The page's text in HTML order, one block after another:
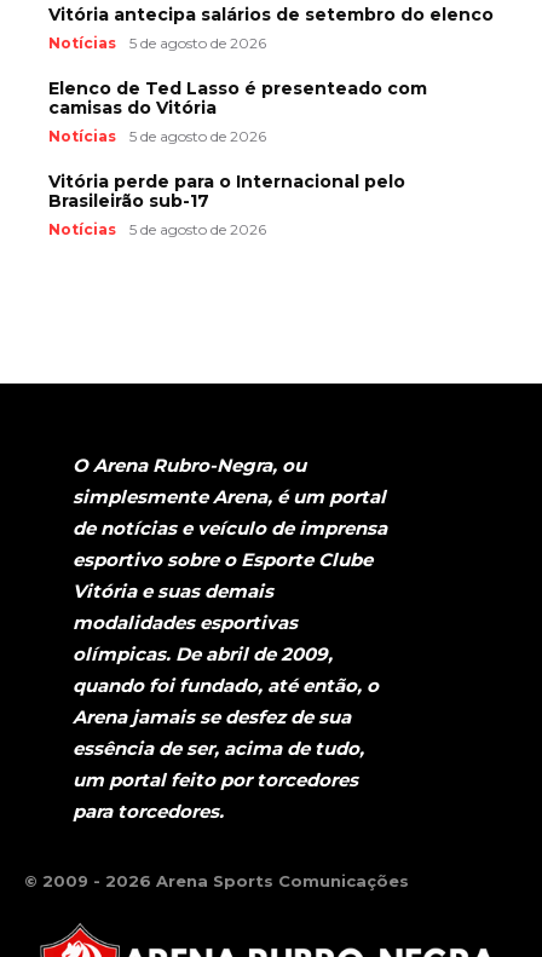
Vitória antecipa salários de setembro do elenco
Notícias 5 de agosto de 2026
Elenco de Ted Lasso é presenteado com
camisas do Vitória
Notícias 5 de agosto de 2026
Vitória perde para o Internacional pelo
Brasileirão sub-17
Notícias 5 de agosto de 2026
O Arena Rubro-Negra, ou
simplesmente Arena, é um portal
de notícias e veículo de imprensa
esportivo sobre o Esporte Clube
Vitória e suas demais
modalidades esportivas
olímpicas. De abril de 2009,
quando foi fundado, até então, o
Arena jamais se desfez de sua
essência de ser, acima de tudo,
um portal feito por torcedores
para torcedores.
© 2009 - 2026 Arena Sports Comunicações